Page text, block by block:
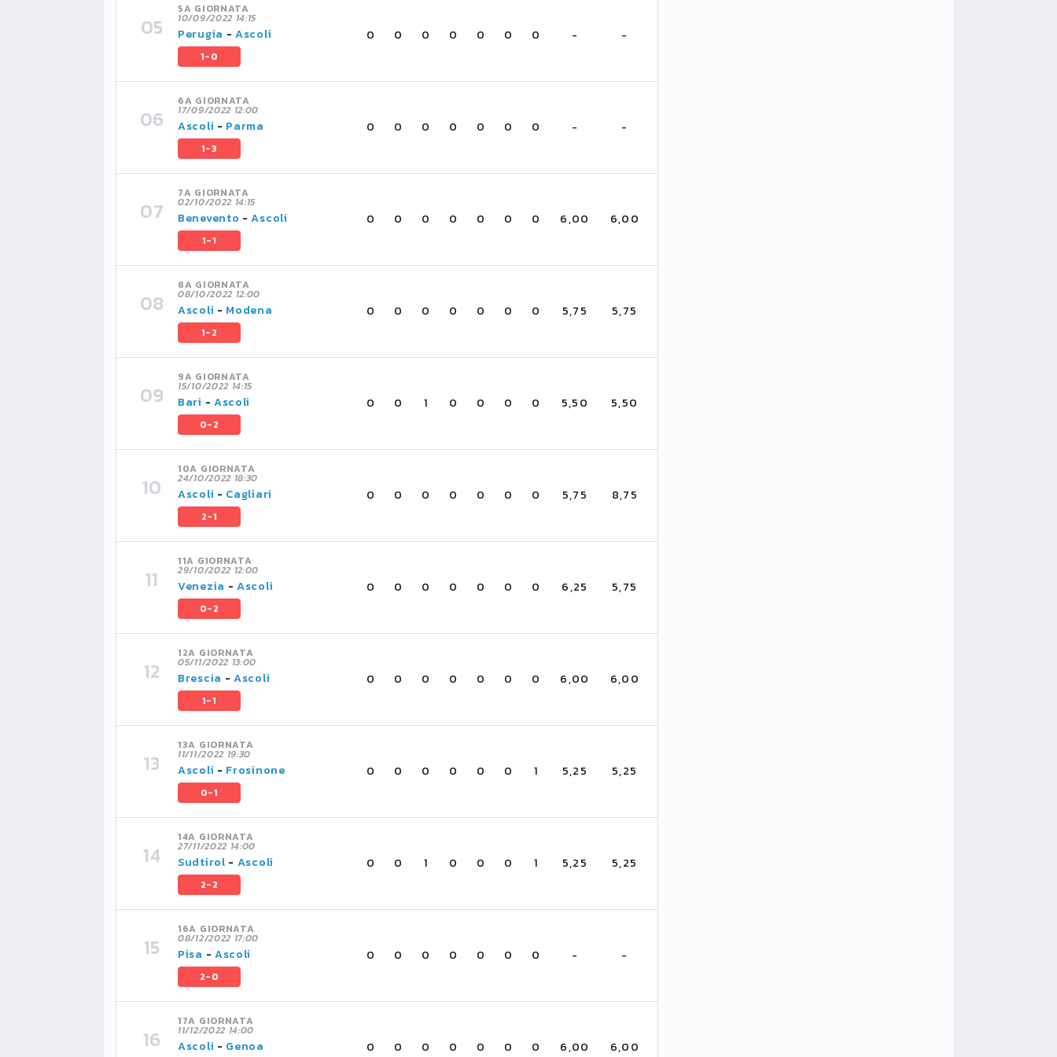
5A GIORNATA
10/09/2022 14:15
Perugia -Ascoli
1-0
0 0 0 0 0 0 0 - -
6A GIORNATA
17/09/2022 12:00
Ascoli - Parma
1-3
0 0 0 0 0 0 0 - -
7A GIORNATA
02/10/2022 14:15
Benevento -Ascoli
1-1
0 0 0 0 0 0 0 6,00 6,00
8A GIORNATA
08/10/2022 12:00
Ascoli - Modena
1-2
0 0 0 0 0 0 0 5,75 5,75
9A GIORNATA
15/10/2022 14:15
Bari - Ascoli
0-2
0 0 1 0 0 0 0 5,50 5,50
10A GIORNATA
24/10/2022 18:30
Ascoli - Cagliari
2-1
0 0 0 0 0 0 0 5,75 8,75
11A GIORNATA
29/10/2022 12:00
Venezia -Ascoli
0-2
0 0 0 0 0 0 0 6,25 5,75
12A GIORNATA
05/11/2022 13:00
Brescia -Ascoli
1-1
0 0 0 0 0 0 0 6,00 6,00
13A GIORNATA
11/11/2022 19:30
Ascoli - Frosinone
0-1
0 0 0 0 0 0 1 5,25 5,25
14A GIORNATA
27/11/2022 14:00
Sudtirol - Ascoli
2-2
0 0 1 0 0 0 1 5,25 5,25
16A GIORNATA
08/12/2022 17:00
Pisa - Ascoli
2-0
0 0 0 0 0 0 0 - -
17A GIORNATA
11/12/2022 14:00
Ascoli - Genoa 0 0 0 0 0 0 0 6,00 6,00